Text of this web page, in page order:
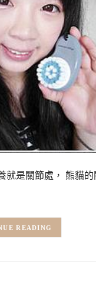
就是關節處， 熊貓
READING